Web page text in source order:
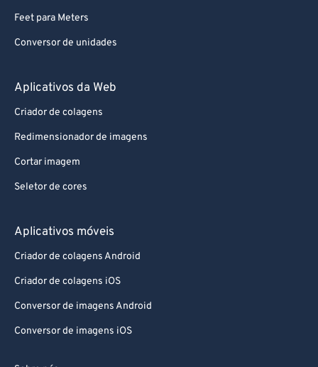
Feet para Meters
Conversor de unidades
Aplicativos da Web
Criador de colagens
Redimensionador de imagens
Cortar imagem
Seletor de cores
Aplicativos móveis
Criador de colagens Android
Criador de colagens iOS
Conversor de imagens Android
Conversor de imagens iOS